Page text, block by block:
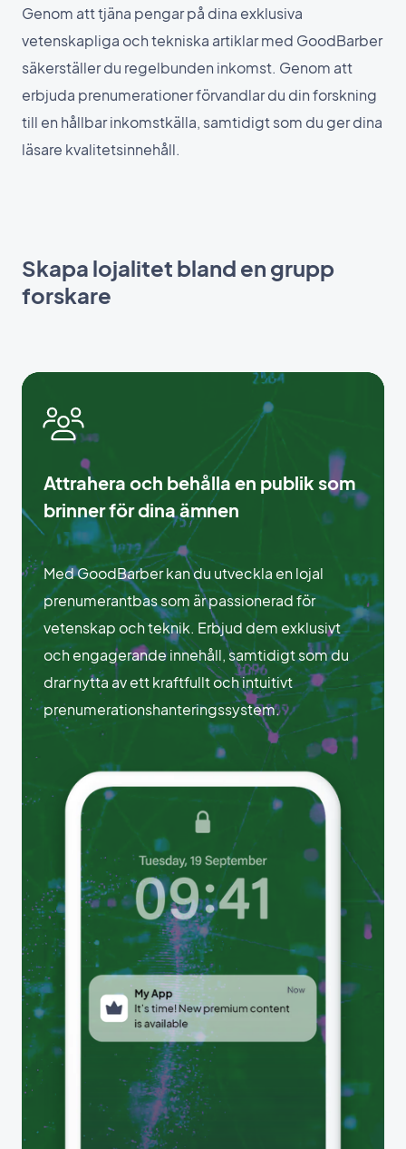
Genom att tjäna pengar på dina exklusiva
vetenskapliga och tekniska artiklar med GoodBarber
säkerställer du regelbunden inkomst. Genom att
erbjuda prenumerationer förvandlar du din forskning
till en hållbar inkomstkälla, samtidigt som du ger dina
läsare kvalitetsinnehåll.
Skapa lojalitet bland en grupp
forskare
Attrahera och behålla en publik som
brinner för dina ämnen
Med GoodBarber kan du utveckla en lojal
prenumerantbas som är passionerad för
vetenskap och teknik. Erbjud dem exklusivt
och engagerande innehåll, samtidigt som du
drar nytta av ett kraftfullt och intuitivt
prenumerationshanteringssystem.